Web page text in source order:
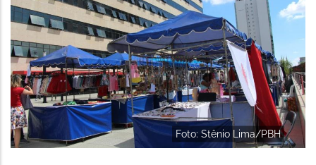
Foto: Stênio Lima/PBH